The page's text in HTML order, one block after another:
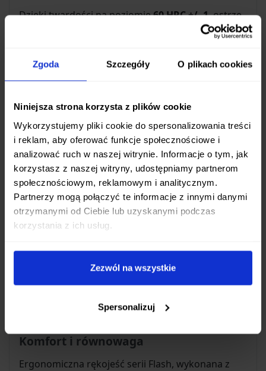
Zgoda Szczegóły O plikach cookies
Niniejsza strona korzysta z plików cookie
Wykorzystujemy pliki cookie do spersonalizowania treści
i reklam, aby oferować funkcje społecznościowe i
analizować ruch w naszej witrynie. Informacje o tym, jak
korzystasz z naszej witryny, udostępniamy partnerom
społecznościowym, reklamowym i analitycznym.
Partnerzy mogą połączyć te informacje z innymi danymi
otrzymanymi od Ciebie lub uzyskanymi podczas
korzystania z ich usług.
Zezwól na wszystkie
Spersonalizuj
Dzięki twardości na poziomie60 HRC +/- 1, ostrze
jest nie tylko ostre, ale także wytrzymałe na
ostrzenia.
Długość ostrza wynosząca 15 cm czyni ten nóż
niezwykle poręcznym i łatwym w
manewrowaniu
. Jest to idealny wybór do:
Krojenia i siekania małych warzyw, takich jak
rzodkiewki czy oliwki.
Przygotowywania cytrusów i innych owoców.
Precyzyjnego krojenia w kostkę, np.
Porcjowania małego pieczywa.
narzędzia pracy w kuchni.
Komfort i równowaga
Ergonomiczna rękojeść serii Flash, wykonana z